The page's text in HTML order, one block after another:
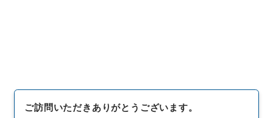
ご訪問いただきありがとうございます。